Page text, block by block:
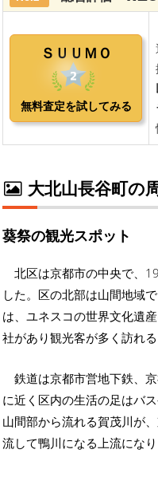
大北山長谷町の
葵祭の観光スポット
北区は京都市の中央で、
した。区の北部は山間地域
は、ユネスコの世界文化遺
社があり観光客が多く訪れる
鉄道は京都市営地下鉄、
に近く区内の生活の足はバ
山間部から流れる賀茂川が
流して鴨川になる上流になり